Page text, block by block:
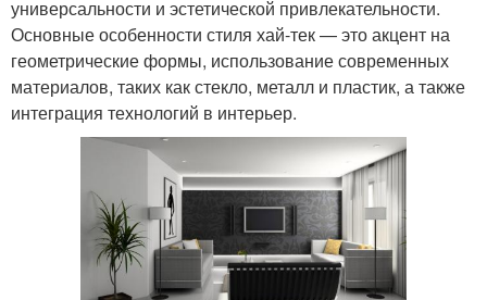
универсальности и эстетической привлекательности.
Основные особенности стиля хай-тек — это акцент на
геометрические формы, использование современных
материалов, таких как стекло, металл и пластик, а также
интеграция технологий в интерьер.